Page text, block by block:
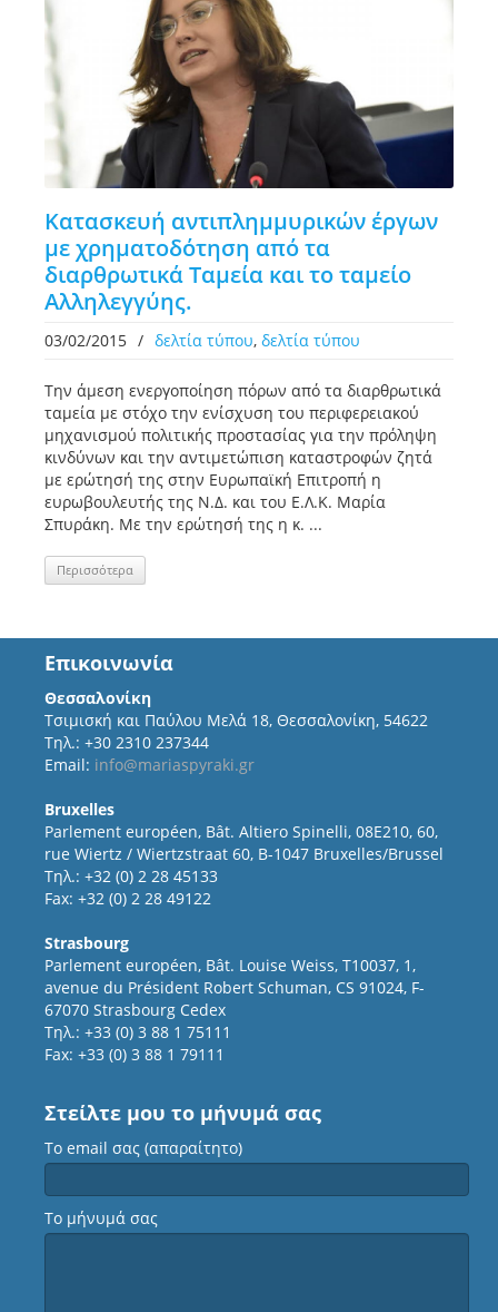
Κατασκευή αντιπλημμυρικών έργων
με χρηματοδότηση από τα
διαρθρωτικά Ταμεία και το ταμείο
Αλληλεγγύης.
03/02/2015 / δελτία τύπου, δελτία τύπου
Την άμεση ενεργοποίηση πόρων από τα διαρθρωτικά
ταμεία με στόχο την ενίσχυση του περιφερειακού
μηχανισμού πολιτικής προστασίας για την πρόληψη
κινδύνων και την αντιμετώπιση καταστροφών ζητά
με ερώτησή της στην Ευρωπαϊκή Επιτροπή η
ευρωβουλευτής της Ν.Δ. και του Ε.Λ.Κ. Μαρία
Σπυράκη. Με την ερώτησή της η κ. ...
Περισσότερα
Επικοινωνία
Θεσσαλονίκη
Τσιμισκή και Παύλου Μελά 18, Θεσσαλονίκη, 54622
Τηλ.: +30 2310 237344
Email: info@mariaspyraki.gr
Bruxelles
Parlement européen, Bât. Altiero Spinelli, 08E210, 60,
rue Wiertz / Wiertzstraat 60, B-1047 Bruxelles/Brussel
Τηλ.: +32 (0) 2 28 45133
Fax: +32 (0) 2 28 49122
Strasbourg
Parlement européen, Bât. Louise Weiss, T10037, 1,
avenue du Président Robert Schuman, CS 91024, F-
67070 Strasbourg Cedex
Τηλ.: +33 (0) 3 88 1 75111
Fax: +33 (0) 3 88 1 79111
Στείλτε μου το μήνυμά σας
Το email σας (απαραίτητο)
Το μήνυμά σας